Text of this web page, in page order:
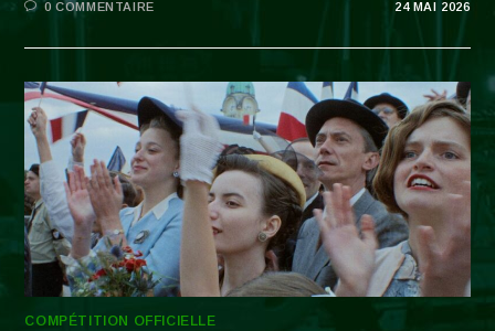
0 COMMENTAIRE 24 MAI 2026
COMPÉTITION OFFICIELLE